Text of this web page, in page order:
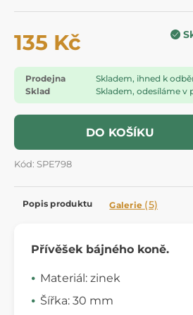
135 Kč
Prodejna
Skladem, ihned k
Sklad
Skladem, odesíláme v
DO KOŠÍKU
Kód: SPE798
Popis produktu Galerie (5)
Přívěšek bájného koně.
Materiál: zinek
Šířka: 30 mm